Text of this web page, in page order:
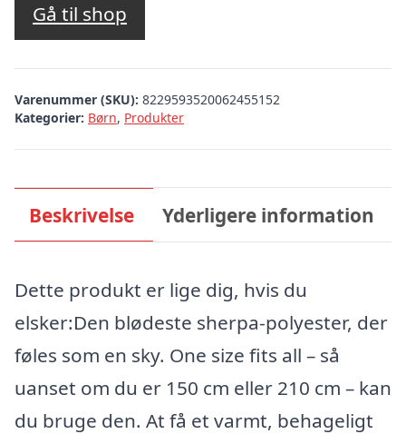
Gå til shop
Varenummer (SKU): 8229593520062455152
Kategorier: Børn, Produkter
Beskrivelse Yderligere information
Dette produkt er lige dig, hvis du
elsker:Den blødeste sherpa-polyester, der
føles som en sky. One size fits all – så
uanset om du er 150 cm eller 210 cm – kan
du bruge den. At få et varmt, behageligt